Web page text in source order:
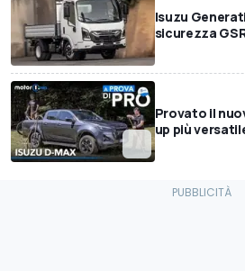
Isuzu
sicurezza
Provato il
up più